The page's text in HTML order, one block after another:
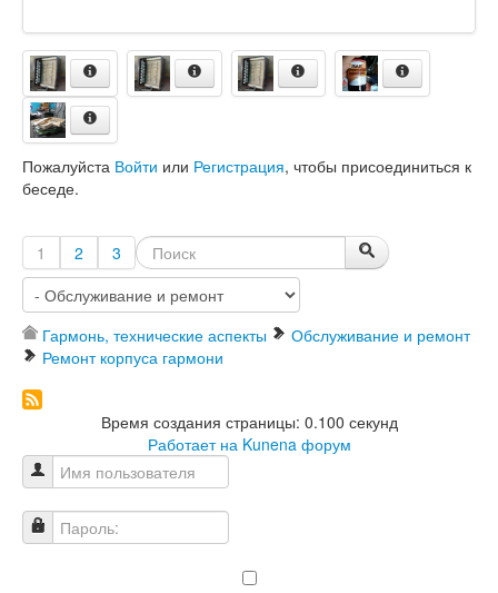
Пожалуйста Войти или Регистрация, чтобы присоединиться к
беседе.
1 2 3
Гармонь, технические аспекты
Обслуживание и ремонт
Ремонт корпуса гармони
Время создания страницы: 0.100 секунд
Работает на Kunena форум
Имя пользователя
Пароль: